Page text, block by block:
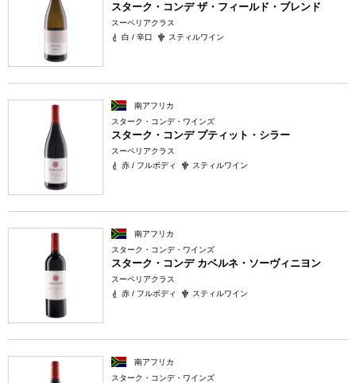
スターク・コンデ ザ・フィールド・ブレンド
スーペリアクラス
白 / 辛口
スティルワイン
南アフリカ
スターク・コンデ・ワインズ
スターク・コンデ プティット・シラー
スーペリアクラス
赤 / フルボディ
スティルワイン
南アフリカ
スターク・コンデ・ワインズ
スターク・コンデ カベルネ・ソーヴィニヨン
スーペリアクラス
赤 / フルボディ
スティルワイン
南アフリカ
スターク・コンデ・ワインズ